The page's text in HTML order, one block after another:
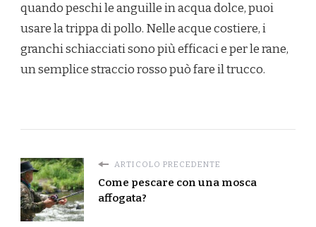
quando peschi le anguille in acqua dolce, puoi
usare la trippa di pollo. Nelle acque costiere, i
granchi schiacciati sono più efficaci e per le rane,
un semplice straccio rosso può fare il trucco.
ARTICOLO PRECEDENTE
Come pescare con una mosca
affogata?